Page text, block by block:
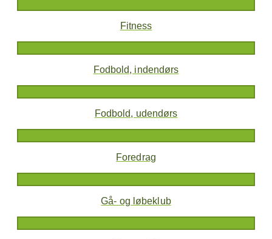
Fitness
Fodbold, indendørs
Fodbold, udendørs
Foredrag
Gå- og løbeklub